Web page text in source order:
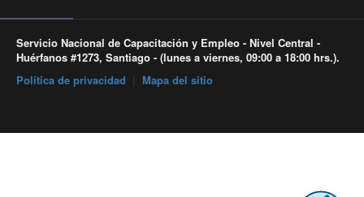
Servicio Nacional de Capacitación y Empleo - Nivel Central -
Huérfanos #1273, Santiago - (lunes a viernes, 09:00 a 18:00 hrs.).
Política de privacidad
Mapa del sitio